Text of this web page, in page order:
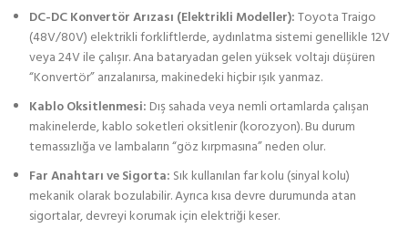
DC-DC Konvertör Arızası (Elektrikli Modeller):Toyota Traigo
(48V/80V) elektrikli forkliftlerde, aydınlatma sistemi genellikle 12V
veya 24V ile çalışır. Ana bataryadan gelen yüksek voltajı düşüren
“Konvertör” arızalanırsa, makinedeki hiçbir ışık yanmaz.
Kablo Oksitlenmesi: Dış sahada veya nemli ortamlarda çalışan
makinelerde, kablo soketleri oksitlenir (korozyon). Bu durum
temassızlığa ve lambaların “göz kırpmasına” neden olur.
Far Anahtarı ve Sigorta: Sık kullanılan far kolu (sinyal kolu)
mekanik olarak bozulabilir. Ayrıca kısa devre durumunda atan
sigortalar, devreyi korumak için elektriği keser.